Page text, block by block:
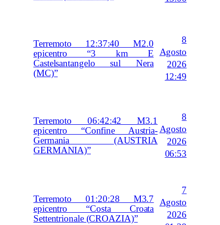
Terremoto 12:37:40 M2.0
epicentro “3 km E
Castelsantangelo sul Nera
(MC)”
8
Agosto
2026
12:49
Terremoto 06:42:42 M3.1
epicentro “Confine Austria-
Germania (AUSTRIA
GERMANIA)”
8
Agosto
2026
06:53
Terremoto 01:20:28 M3.7
epicentro “Costa Croata
Settentrionale (CROAZIA)”
7
Agosto
2026